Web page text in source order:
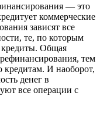
— это
коммерческие
зависят все
те, по которым
Общая
тем
кредитам. И наоборот,
денег в
все операции с